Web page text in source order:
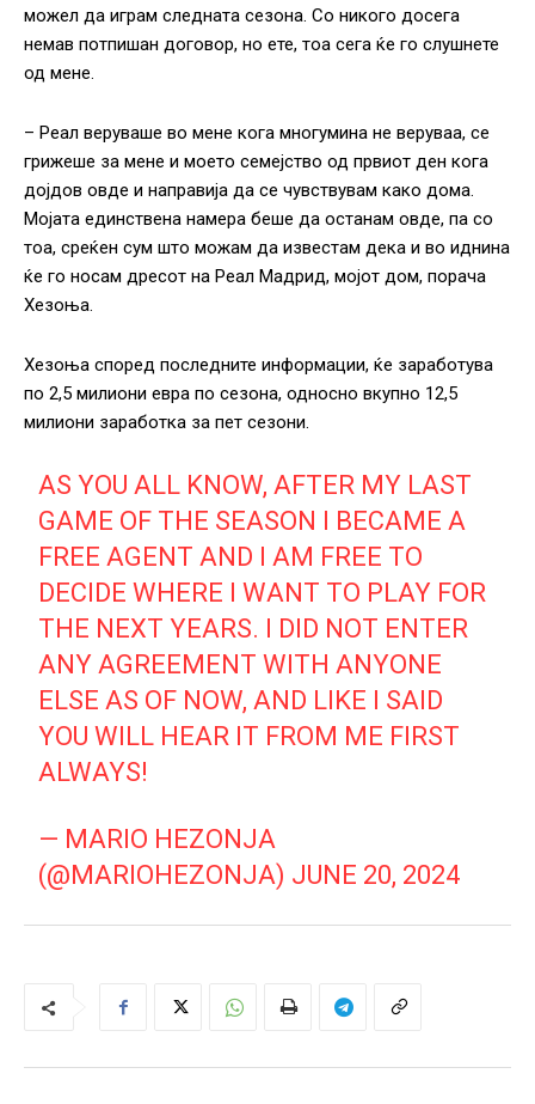
можел да играм следната сезона. Со никого досега
немав потпишан договор, но ете, тоа сега ќе го слушнете
од мене.
– Реал веруваше во мене кога многумина не веруваа, се
грижеше за мене и моето семејство од првиот ден кога
дојдов овде и направија да се чувствувам како дома.
Мојата единствена намера беше да останам овде, па со
тоа, среќен сум што можам да известам дека и во иднина
ќе го носам дресот на Реал Мадрид, мојот дом, порача
Хезоња.
Хезоња според последните информации, ќе заработува
по 2,5 милиони евра по сезона, односно вкупно 12,5
милиони заработка за пет сезони.
AS YOU ALL KNOW, AFTER MY LAST
GAME OF THE SEASON I BECAME A
FREE AGENT AND I AM FREE TO
DECIDE WHERE I WANT TO PLAY FOR
THE NEXT YEARS. I DID NOT ENTER
ANY AGREEMENT WITH ANYONE
ELSE AS OF NOW, AND LIKE I SAID
YOU WILL HEAR IT FROM ME FIRST
ALWAYS!
— MARIO HEZONJA
(@MARIOHEZONJA) JUNE 20, 2024